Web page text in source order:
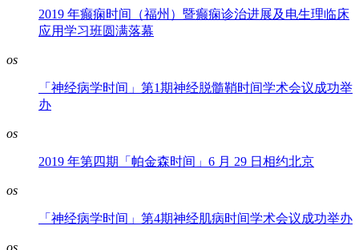
2019 年癫痫时间（福州）暨癫痫诊治进展及电生理临床
应用学习班圆满落幕
os
「神经病学时间」第1期神经脱髓鞘时间学术会议成功举
办
os
2019 年第四期「帕金森时间」6 月 29 日相约北京
os
「神经病学时间」第4期神经肌病时间学术会议成功举办